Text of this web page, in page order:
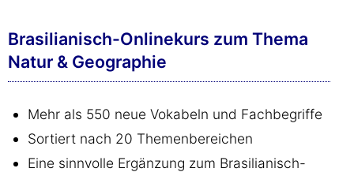
Brasilianisch-Onlinekurs zum Thema
Natur & Geographie
Mehr als 550 neue Vokabeln und Fachbegriffe
Sortiert nach 20 Themenbereichen
Eine sinnvolle Ergänzung zum Brasilianisch-